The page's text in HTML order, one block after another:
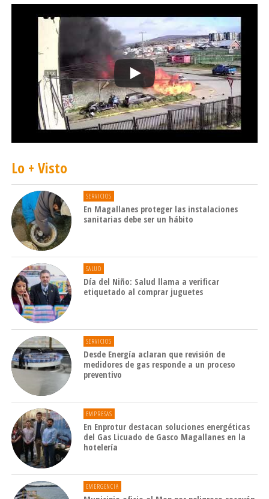
Lo + Visto
SERVICIOS
En Magallanes proteger las instalaciones
sanitarias debe ser un hábito
SALUD
Día del Niño: Salud llama a verificar
etiquetado al comprar juguetes
SERVICIOS
Desde Energía aclaran que revisión de
medidores de gas responde a un proceso
preventivo
EMPRESAS
En Enprotur destacan soluciones energéticas
del Gas Licuado de Gasco Magallanes en la
hotelería
EMERGENCIA